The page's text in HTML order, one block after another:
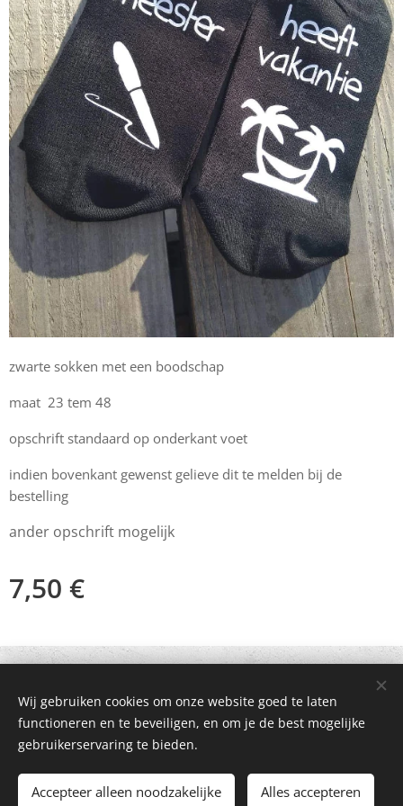
zwarte sokken met een boodschap
maat 23 tem 48
opschrift standaard op onderkant voet
indien bovenkant gewenst gelieve dit te melden bij de
bestelling
ander opschrift mogelijk
7,50 €
Toevoegen aan de winkelwagen
Mogelijk gemaakt door
Webnode Cookies
Wij gebruiken cookies om onze website goed te laten
functioneren en te beveiligen, en om je de best mogelijke
gebruikerservaring te bieden.
Accepteer alleen noodzakelijke Alles accepteren